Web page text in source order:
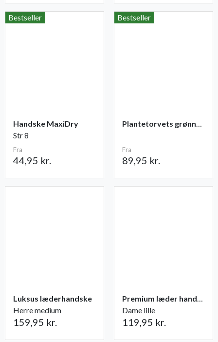
Bestseller
Handske MaxiDry
Str 8
Fra
44,95 kr.
Bestseller
Plantetorvets grønne vandingspose 75 liter
Fra
89,95 kr.
Luksus læderhandske
Herre medium
159,95 kr.
Premium læder handske Flutter
Dame lille
119,95 kr.